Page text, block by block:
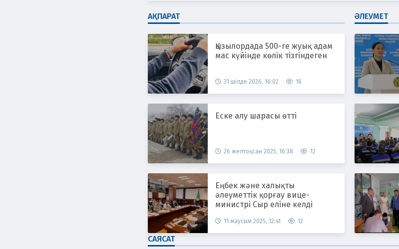
АҚПАРАТ
Қызылордада 500-ге жуық адам
мас күйінде көлік тізгіндеген
31 шілде 2026, 16:02 16
Еске алу шарасы өтті
26 желтоқсан 2025, 16:38 12
Еңбек және халықты
әлеуметтік қорғау вице-
министрі Сыр еліне келді
11 маусым 2025, 12:41 12
ӘЛЕУМЕТ
САЯСАТ